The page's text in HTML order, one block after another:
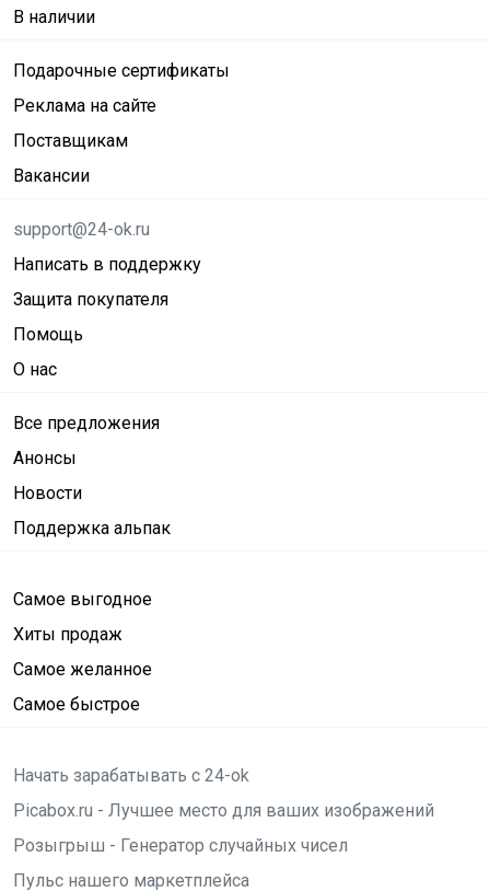
В наличии
Подарочные сертификаты
Реклама на сайте
Поставщикам
Вакансии
support@24-ok.ru
Написать в поддержку
Защита покупателя
Помощь
О нас
Все предложения
Анонсы
Новости
Поддержка альпак
Самое выгодное
Хиты продаж
Самое желанное
Самое быстрое
Начать зарабатывать с 24-ok
Picabox.ru - Лучшее место для ваших изображений
Розыгрыш - Генератор случайных чисел
Пульс нашего маркетплейса